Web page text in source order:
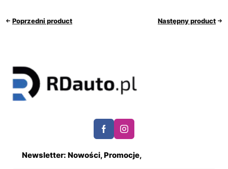
Poprzedni product Następny product
Newsletter: Nowości, Promocje,